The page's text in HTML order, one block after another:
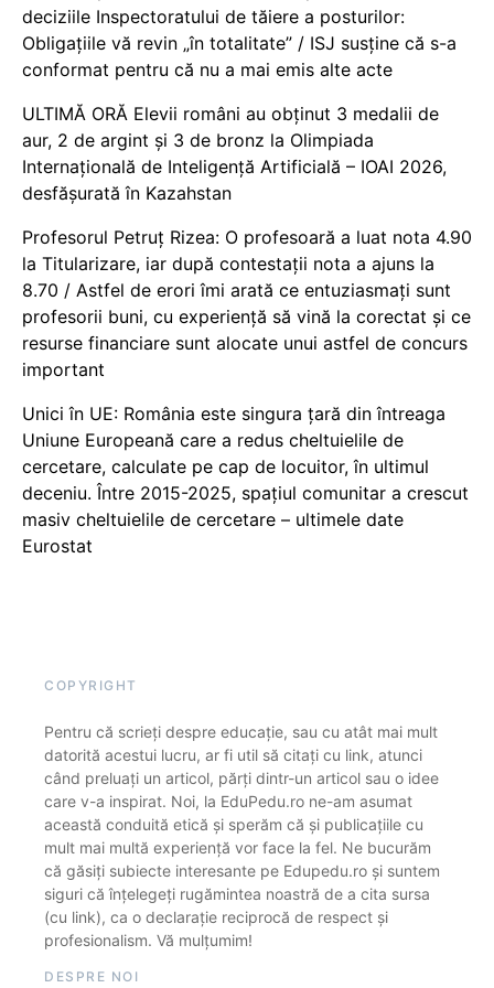
deciziile Inspectoratului de tăiere a posturilor:
Obligațiile vă revin „în totalitate” / ISJ susține că s-a
conformat pentru că nu a mai emis alte acte
ULTIMĂ ORĂ Elevii români au obținut 3 medalii de
aur, 2 de argint și 3 de bronz la Olimpiada
Internațională de Inteligență Artificială – IOAI 2026,
desfășurată în Kazahstan
Profesorul Petruț Rizea: O profesoară a luat nota 4.90
la Titularizare, iar după contestații nota a ajuns la
8.70 / Astfel de erori îmi arată ce entuziasmați sunt
profesorii buni, cu experiență să vină la corectat și ce
resurse financiare sunt alocate unui astfel de concurs
important
Unici în UE: România este singura țară din întreaga
Uniune Europeană care a redus cheltuielile de
cercetare, calculate pe cap de locuitor, în ultimul
deceniu. Între 2015-2025, spațiul comunitar a crescut
masiv cheltuielile de cercetare – ultimele date
Eurostat
COPYRIGHT
Pentru că scrieți despre educație, sau cu atât mai mult
datorită acestui lucru, ar fi util să citați cu link, atunci
când preluați un articol, părți dintr-un articol sau o idee
care v-a inspirat. Noi, la EduPedu.ro ne-am asumat
această conduită etică și sperăm că și publicațiile cu
mult mai multă experiență vor face la fel. Ne bucurăm
că găsiți subiecte interesante pe Edupedu.ro și suntem
siguri că înțelegeți rugămintea noastră de a cita sursa
(cu link), ca o declarație reciprocă de respect și
profesionalism. Vă mulțumim!
DESPRE NOI